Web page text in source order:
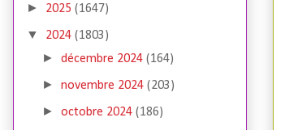
► 2025 (1647)
▼ 2024 (1803)
►décembre 2024(164)
►novembre 2024(203)
►octobre 2024(186)